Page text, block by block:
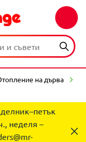
на дърва
неделя –